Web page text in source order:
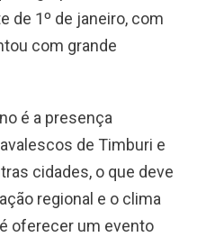
de 1º de janeiro, com
com grande
é a presença
de Timburi e
cidades, o que deve
regional e o clima
oferecer um evento